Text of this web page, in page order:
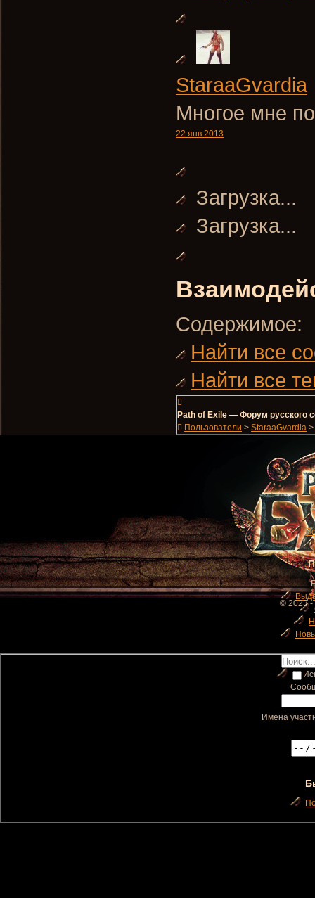
StaraaGvardia
Многое мне
22 янв 2013
Загрузка...
Загрузка...
Содержимое:
Найти все
Найти все
Path of Exile — Форум русского
Пользователи > StaraaGvardia >
Имена
© 2023 -